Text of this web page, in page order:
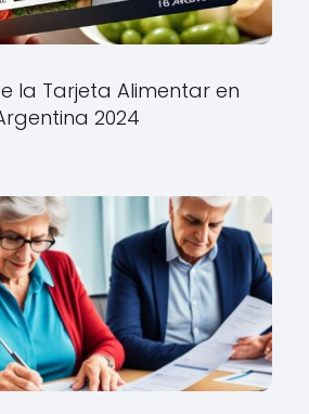
la Tarjeta Alimentar en
2024